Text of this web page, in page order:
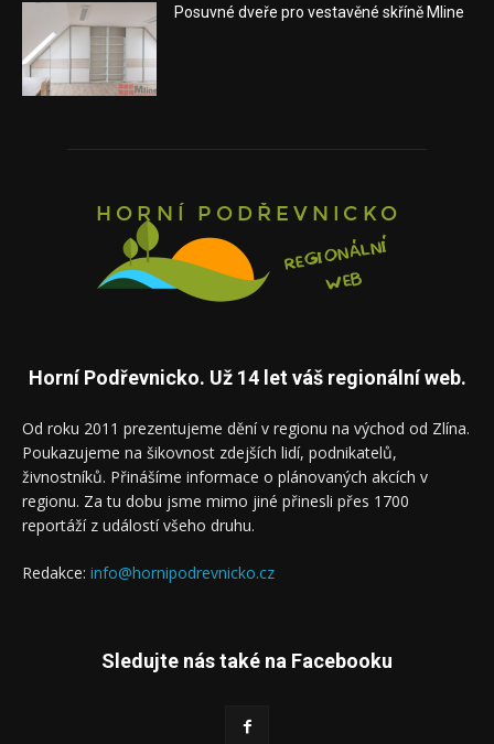
Posuvné dveře pro vestavěné skříně Mline
Horní Podřevnicko. Už 14 let váš regionální web.
Od roku 2011 prezentujeme dění v regionu na východ od Zlína.
Poukazujeme na šikovnost zdejších lidí, podnikatelů,
živnostníků. Přinášíme informace o plánovaných akcích v
regionu. Za tu dobu jsme mimo jiné přinesli přes 1700
reportáží z událostí všeho druhu.
Redakce: info@hornipodrevnicko.cz
Sledujte nás také na Facebooku